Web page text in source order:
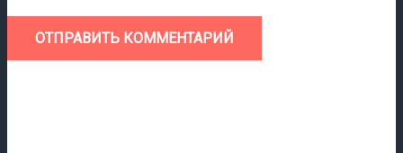
ОТПРАВИТЬ КОММЕНТАРИЙ